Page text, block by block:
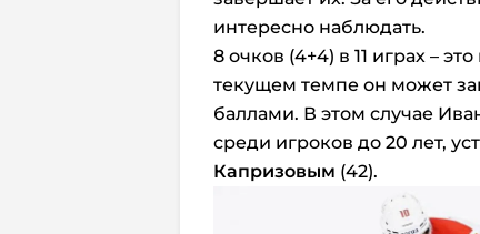
интересно наблюдать.
8 очков (4+4) в 11 играх –
текущем темпе он может
баллами. В этом случае
среди игроков до 20 лет,
Капризовым (42).